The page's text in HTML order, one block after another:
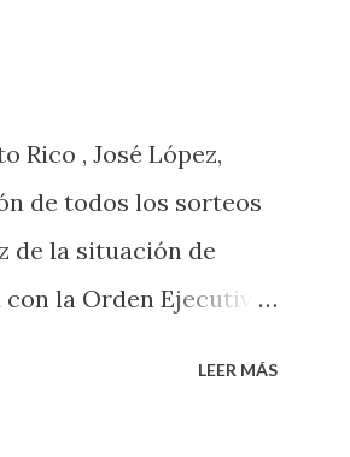
Rico , José López,
de todos los sorteos
de la situación de
la Orden Ejecutiva
LEER MÁS